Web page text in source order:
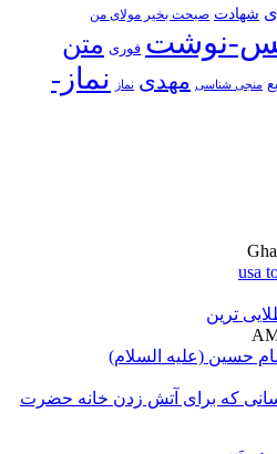
شهادت صبحت بخیر مولای من
نوشت فوری متن
منجی شناسی مهدی نماز
نماز-
ترین
حسین (علیه السلام)
که برای آتش زدن خانه حضرت